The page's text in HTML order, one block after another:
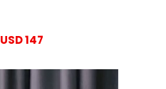
USD 147